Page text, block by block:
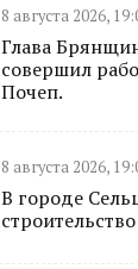
8 августа 2026,
Глава
совершил
Почеп.
8 августа 2026,
В городе